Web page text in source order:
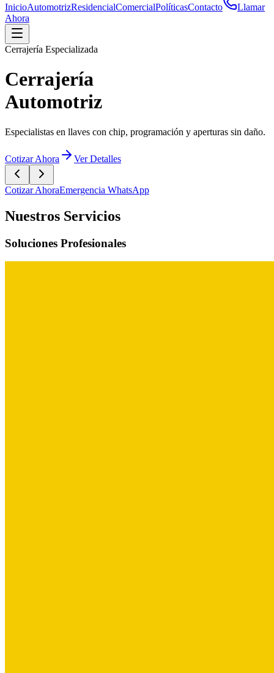
InicioAutomotrizResidencialComercialPolíticasContacto
Llamar
Ahora
Cotizar AhoraEmergencia WhatsApp
Nuestros Servicios
Soluciones Profesionales